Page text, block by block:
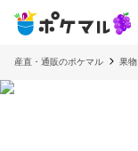
産直・通販のポケマル 果物